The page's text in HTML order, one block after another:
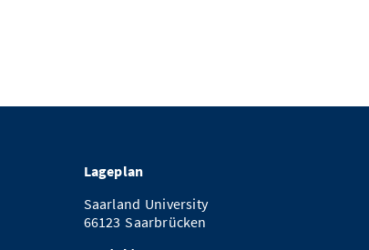
Lageplan
Saarland University
66123 Saarbrücken